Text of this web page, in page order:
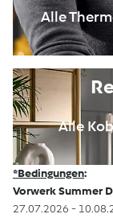
Alle
Alle
*Bedingungen:
Vorwerk Summer
27.07.2026 -